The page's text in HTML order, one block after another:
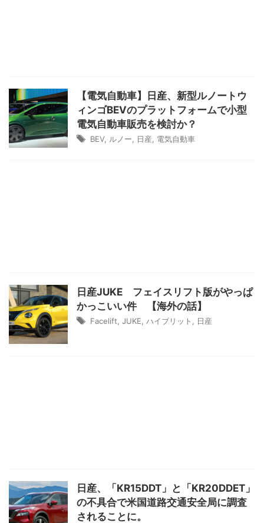
【電気自動車】日産、新型ルノートウ
ィンゴBEVのプラットフォームで小型
電気自動車販売を検討か？
BEV, ルノー 日産 電気自動車
日産JUKE フェイスリフト版がやっぱ
かっこいい件 【海外の話】
Facelift JUKE ハイブリット 日産
日産、「KR15DDT」と「KR20DDET」
の不具合で米国道路交通安全局に調査
されることに。